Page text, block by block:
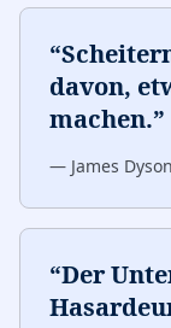
“
davon,
machen.”
— James Dyson
“Der